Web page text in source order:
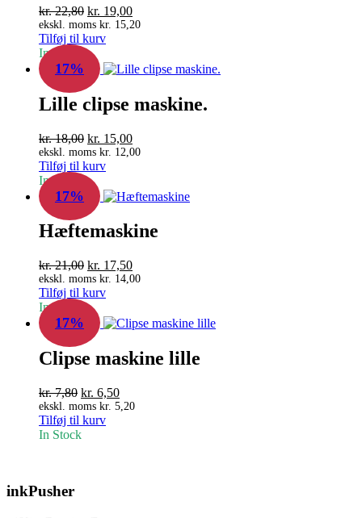
kr.22,80 Den
oprindelige
pris
var:
kr. 22,80.
kr. 19,00Den
aktuelle
kr. 19,00.
ekskl. moms kr. 15,20
Tilføj til kurv
In Stock
17%
Lille clipse maskine.
kr.18,00 Den
oprindelige
pris
var:
kr. 18,00.
kr. 15,00Den
aktuelle
kr. 15,00.
ekskl. moms kr. 12,00
Tilføj til kurv
In Stock
17%
Hæftemaskine
kr.21,00 Den
oprindelige
pris
var:
kr. 21,00.
kr. 17,50Den
aktuelle
kr. 17,50.
ekskl. moms kr. 14,00
Tilføj til kurv
In Stock
17%
Clipse maskine lille
kr.7,80 Den
oprindelige
pris
var:
kr. 6,50Den
aktuelle
ekskl. moms kr. 5,20
Tilføj til kurv
In Stock
inkPusher